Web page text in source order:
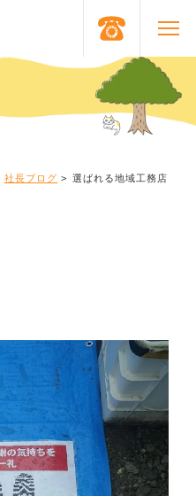
社長ブログ > 選ばれる地域工務店